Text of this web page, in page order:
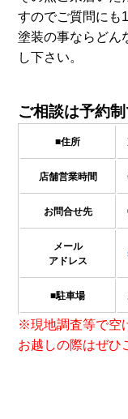
すのでご質問にも
塗装の事ならどん
し下さい。
ご相談は予約制
■住所
店舗営業時間
お問合せ先
メール
アドレス
■駐車場
※現地調査等で空
お越しの際はぜひ